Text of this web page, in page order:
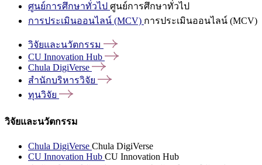
ศูนย์การศึกษาทั่วไป ศูนย์การศึกษาทั่วไป
การประเมินออนไลน์ (MCV) การประเมินออนไลน์ (MCV)
วิจัยและนวัตกรรม
CU Innovation Hub
Chula DigiVerse
สำนักบริหารวิจัย
ทุนวิจัย
วิจัยและนวัตกรรม
Chula DigiVerse Chula DigiVerse
CU Innovation Hub CU Innovation Hub